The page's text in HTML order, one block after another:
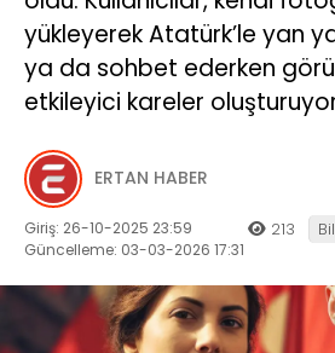
yükleyerek Atatürk’le yan
ya da sohbet ederken
etkileyici kareler
ERTAN HABER
Giriş: 26-10-2025 23:59
Güncelleme: 03-03-2026 17:31
213